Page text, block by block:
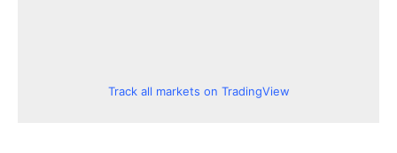
Track all markets on TradingView